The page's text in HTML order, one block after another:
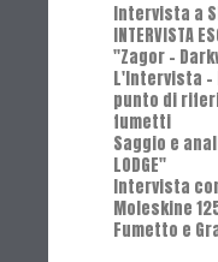
Intervista a
INTERVISTA
"Zagor -
L'Intervista -
punto di
fumetti
Saggio e
LODGE"
Intervista con
Moleskine
Fumetto e